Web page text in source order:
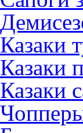
Казаки
Казаки
Казаки